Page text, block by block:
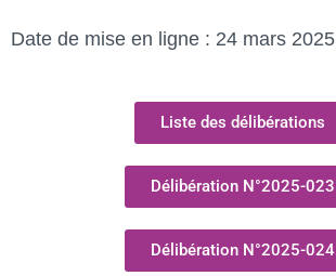
Date de mise en ligne : 24 mars 2025
Liste des délibérations
Délibération N°2025-023
Délibération N°2025-024